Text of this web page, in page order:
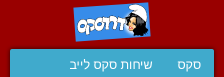
סקס שיחות סקס לייב